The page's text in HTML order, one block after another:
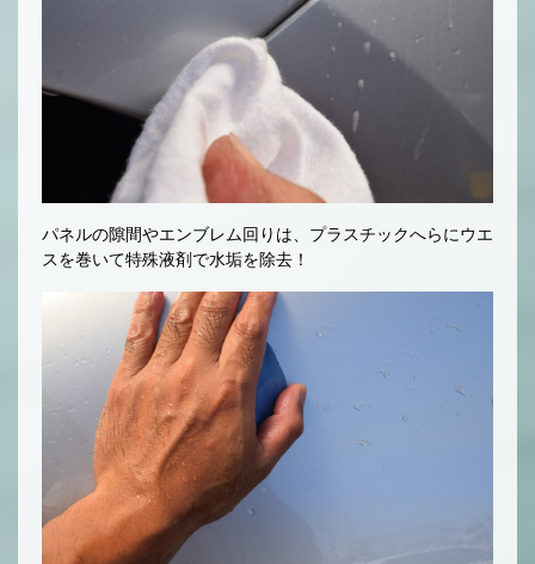
パネルの隙間やエンブレム回りは、プラスチックへらにウエ
スを巻いて特殊液剤で水垢を除去！